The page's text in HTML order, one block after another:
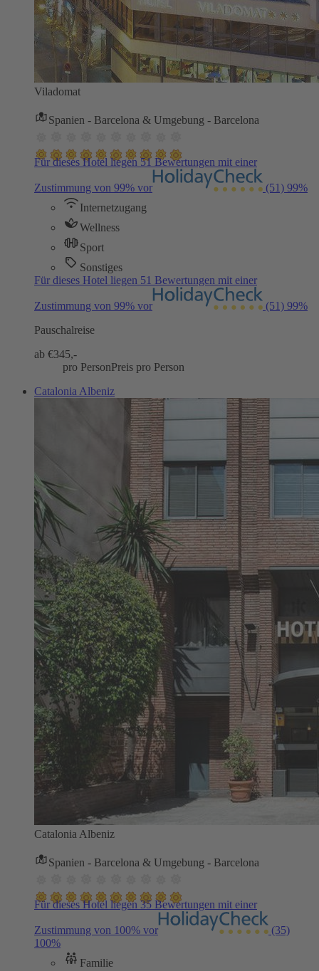
Viladomat
Spanien - Barcelona & Umgebung - Barcelona
Für dieses Hotel liegen 51 Bewertungen mit einer
Zustimmung von 99% vor (51) 99%
Internetzugang
Wellness
Sport
Sonstiges
Für dieses Hotel liegen 51 Bewertungen mit einer
Zustimmung von 99% vor (51) 99%
Pauschalreise
ab €345,-
pro PersonPreis pro Person
Catalonia Albeniz
Catalonia Albeniz
Spanien - Barcelona & Umgebung - Barcelona
Für dieses Hotel liegen 35 Bewertungen mit einer
Zustimmung von 100% vor
(35)
100%
Familie